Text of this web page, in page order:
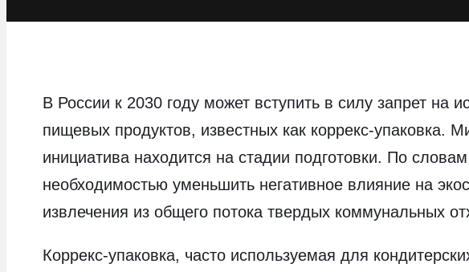
В России к 2030 году может вступить в силу запрет на
пищевых продуктов, известных как коррекс-упаковка.
инициатива находится на стадии подготовки. По
необходимостью уменьшить негативное влияние на
извлечения из общего потока твердых коммунальных
Коррекс-упаковка, часто используемая для